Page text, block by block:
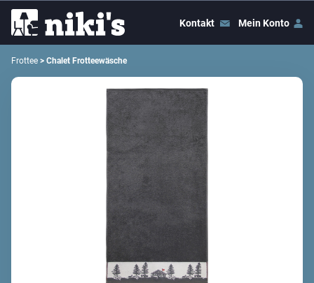
Kontakt Mein Konto
Frottee > Chalet Frotteewäsche